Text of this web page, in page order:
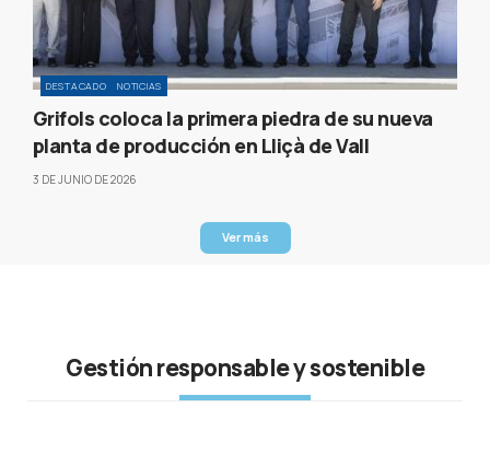
DESTACADO NOTICIAS
Grifols coloca la primera piedra de su nueva
planta de producción en Lliçà de Vall
3 DE JUNIO DE 2026
Ver más
Gestión responsable y sostenible